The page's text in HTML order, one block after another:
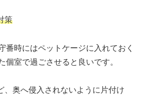
策
番時にはペットケージに入れておく
個室で過ごさせると良いです。
、奥へ侵入されないように片付け